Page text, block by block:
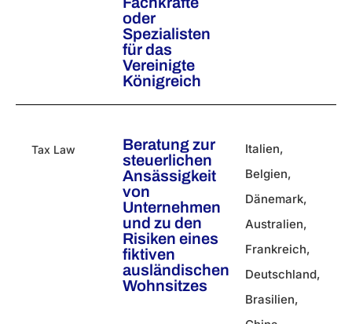
oder
Spezialisten
für das
Vereinigte
Königreich
Tax Law
Beratung zur
steuerlichen
Ansässigkeit
von
Unternehmen
und zu den
Risiken eines
fiktiven
ausländischen
Wohnsitzes
Italien,
Belgien,
Dänemark,
Australien,
Frankreich,
Deutschland,
Brasilien,